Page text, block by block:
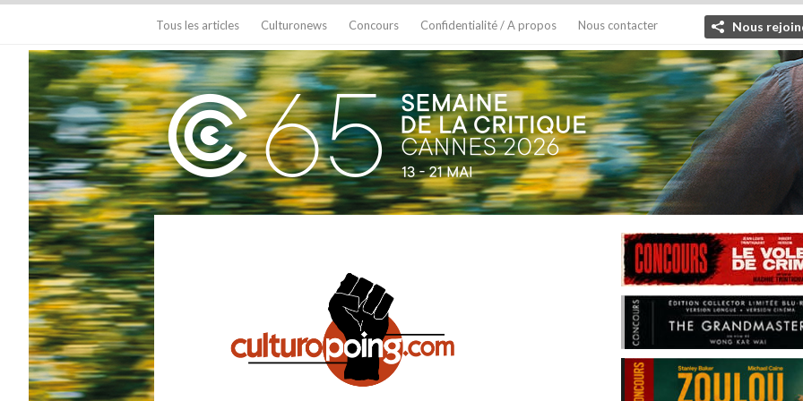
Tous les articles Culturonews Concours Confidentialité / A propos Nous contacter Nous